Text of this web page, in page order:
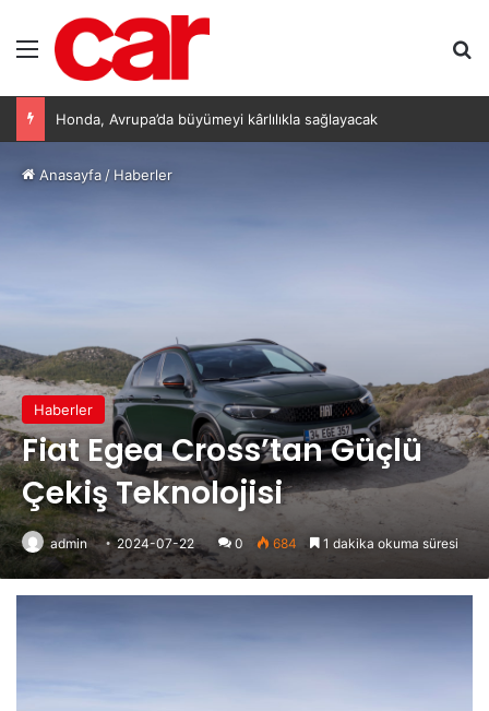
Menü
Honda, Avrupa’da büyümeyi kârlılıkla sağlayacak
Anasayfa / Haberler
Haberler
Fiat Egea Cross’tan Güçlü
Çekiş Teknolojisi
admin 2024-07-22 0 684 1 dakika okuma süresi